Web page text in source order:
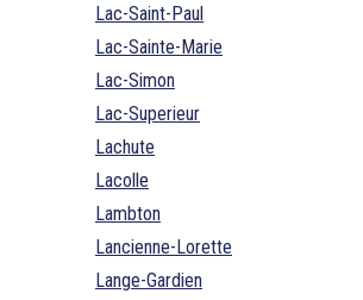
Lac-Saint-Paul
Lac-Sainte-Marie
Lac-Simon
Lac-Superieur
Lachute
Lacolle
Lambton
Lancienne-Lorette
Lange-Gardien